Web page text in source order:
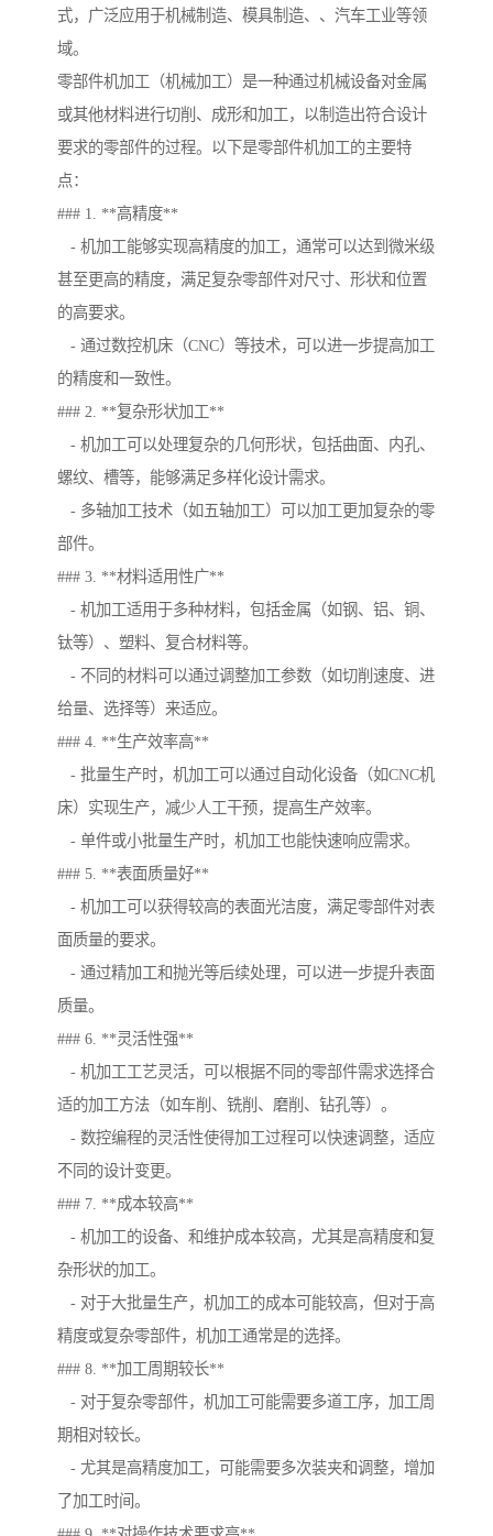
式，广泛应用于机械制造、模具制造、、汽车工业等领
域。
零部件机加工（机械加工）是一种通过机械设备对金属
或其他材料进行切削、成形和加工，以制造出符合设计
要求的零部件的过程。以下是零部件机加工的主要特
点：
### 1. **高精度**
- 机加工能够实现高精度的加工，通常可以达到微米级
甚至更高的精度，满足复杂零部件对尺寸、形状和位置
的高要求。
- 通过数控机床（CNC）等技术，可以进一步提高加工
的精度和一致性。
### 2. **复杂形状加工**
- 机加工可以处理复杂的几何形状，包括曲面、内孔、
螺纹、槽等，能够满足多样化设计需求。
- 多轴加工技术（如五轴加工）可以加工更加复杂的零
部件。
### 3. **材料适用性广**
- 机加工适用于多种材料，包括金属（如钢、铝、铜、
钛等）、塑料、复合材料等。
- 不同的材料可以通过调整加工参数（如切削速度、进
给量、选择等）来适应。
### 4. **生产效率高**
- 批量生产时，机加工可以通过自动化设备（如CNC机
床）实现生产，减少人工干预，提高生产效率。
- 单件或小批量生产时，机加工也能快速响应需求。
### 5. **表面质量好**
- 机加工可以获得较高的表面光洁度，满足零部件对表
面质量的要求。
- 通过精加工和抛光等后续处理，可以进一步提升表面
质量。
### 6. **灵活性强**
- 机加工工艺灵活，可以根据不同的零部件需求选择合
适的加工方法（如车削、铣削、磨削、钻孔等）。
- 数控编程的灵活性使得加工过程可以快速调整，适应
不同的设计变更。
### 7. **成本较高**
- 机加工的设备、和维护成本较高，尤其是高精度和复
杂形状的加工。
- 对于大批量生产，机加工的成本可能较高，但对于高
精度或复杂零部件，机加工通常是的选择。
### 8. **加工周期较长**
- 对于复杂零部件，机加工可能需要多道工序，加工周
期相对较长。
- 尤其是高精度加工，可能需要多次装夹和调整，增加
了加工时间。